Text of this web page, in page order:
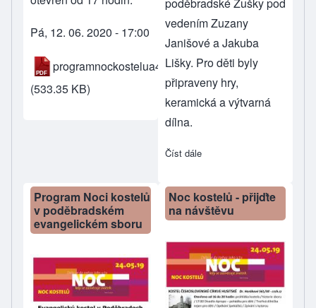
Pá, 12. 06. 2020 - 17:00
programnockostelua4.pdf
(533.35 KB)
poděbradské Zušky pod
vedením Zuzany
Janišové a Jakuba
Lišky. Pro děti byly
připraveny hry,
keramická a výtvarná
dílna.
Číst dále
Program Noci kostelů
v poděbradském
evangelickém sboru
Noc kostelů - přijďte
na návštěvu